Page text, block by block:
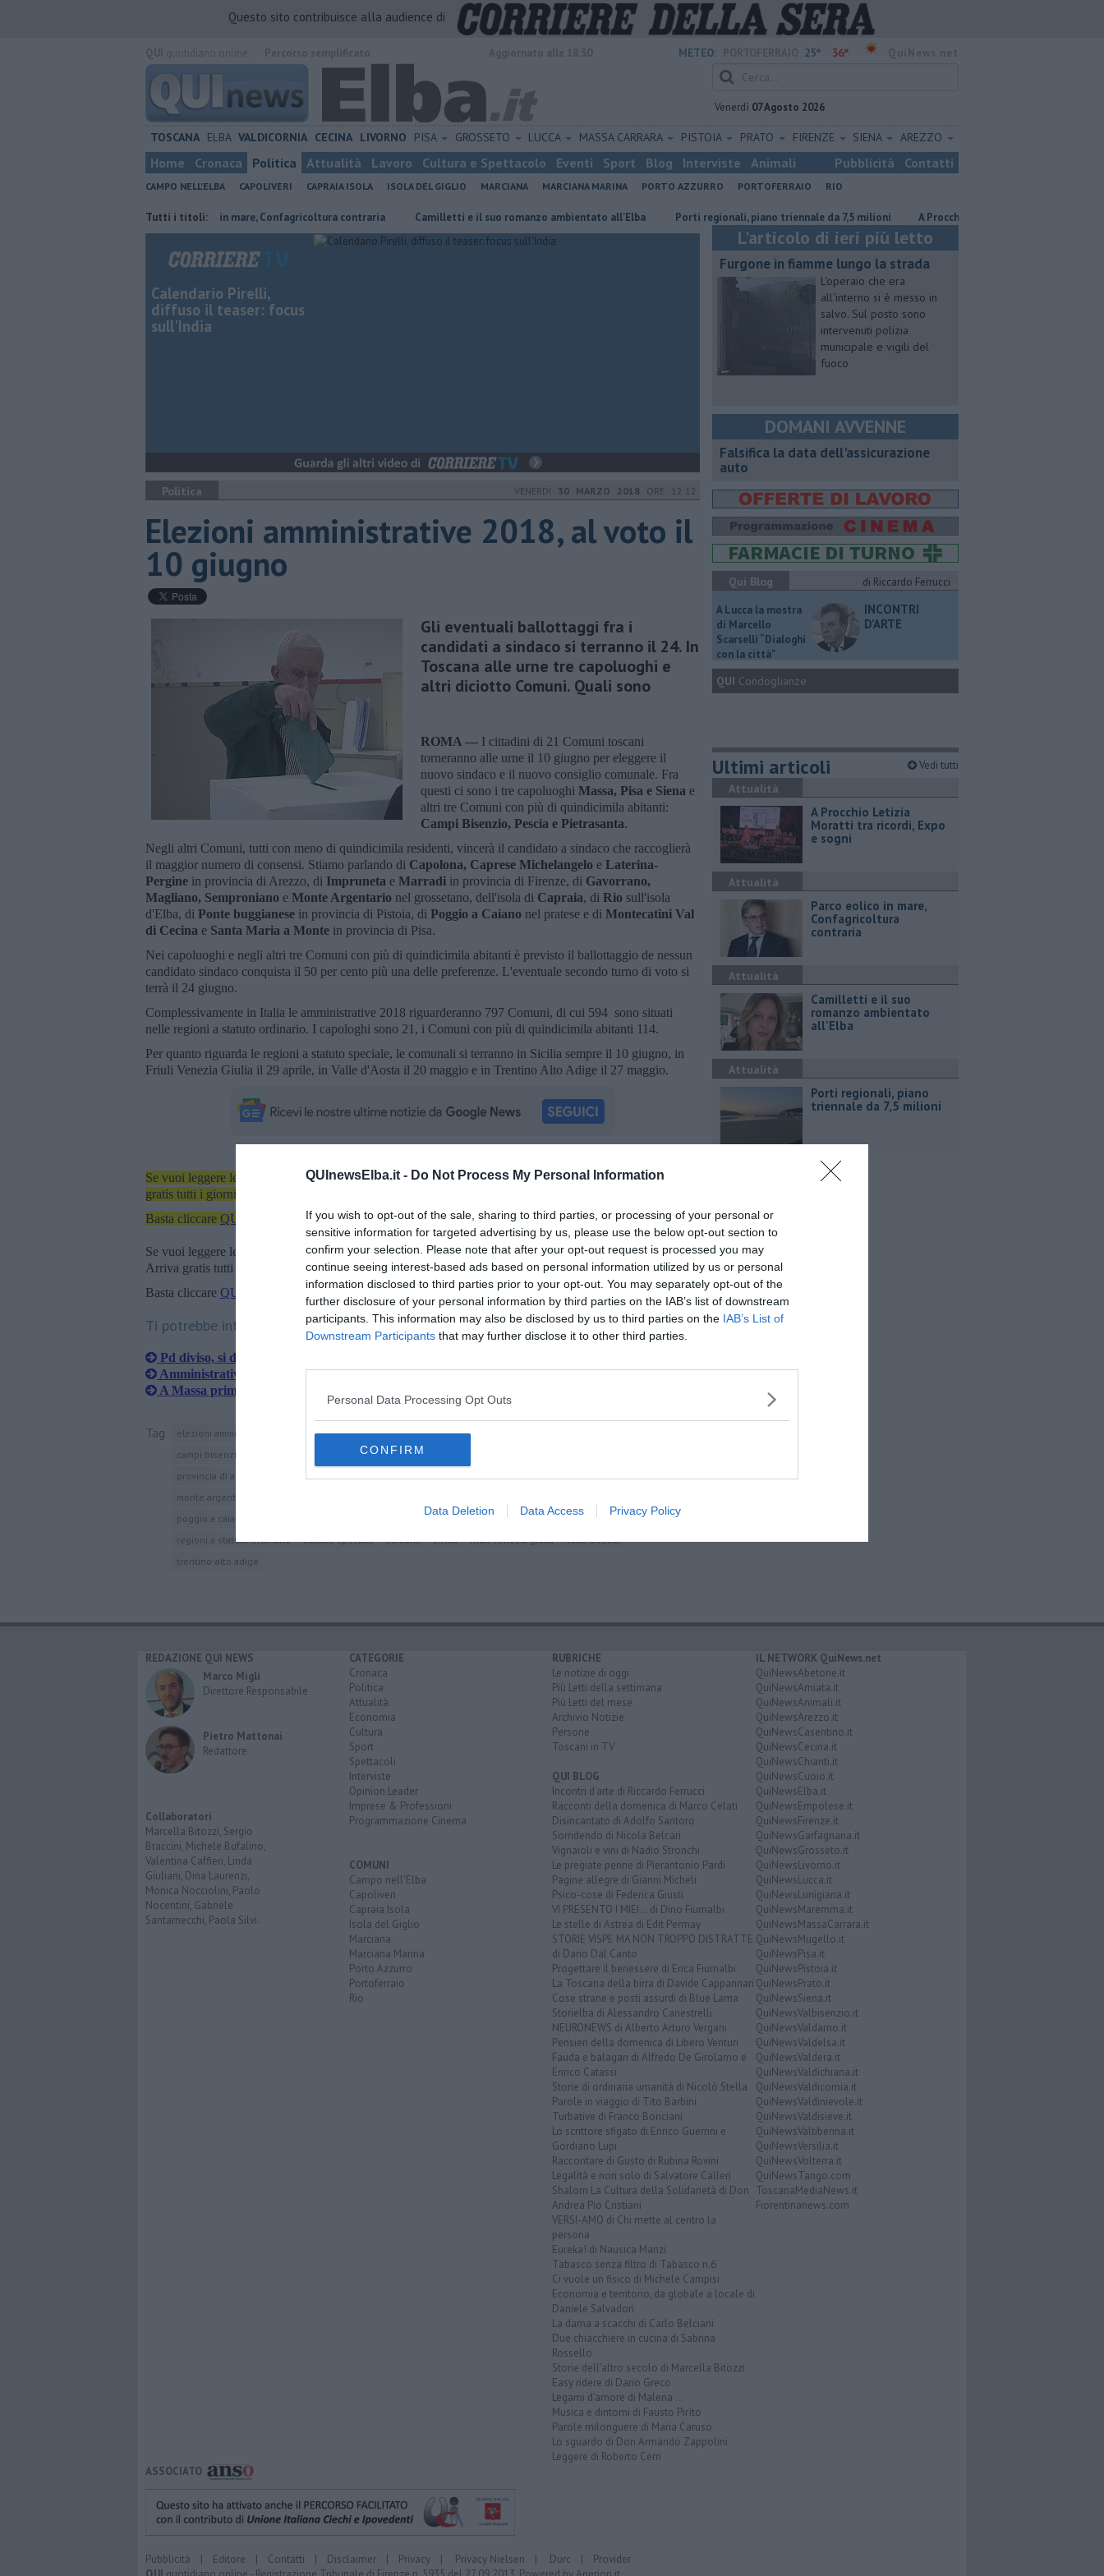
QUInewsElba.it - Do Not Process My Personal Information
If you wish to opt-out of the sale, sharing to third parties, or processing of your personal or
sensitive information for targeted advertising by us, please use the below opt-out section to
confirm your selection. Please note that after your opt-out request is processed you may
continue seeing interest-based ads based on personal information utilized by us or personal
information disclosed to third parties prior to your opt-out. You may separately opt-out of the
further disclosure of your personal information by third parties on the IAB’s list of downstream
participants. This information may also be disclosed by us to third parties on the IAB’s List of
Downstream Participants that may further disclose it to other third parties.
Personal Data Processing Opt Outs
CONFIRM
Data Deletion Data Access Privacy Policy
Questo sito contribuisce alla audience di
METEO: 25° 36°
Venerdì 07 Agosto 2026
TOSCANA ELBA VALDICORNIA CECINA LIVORNO PISA GROSSETO LUCCA MASSA CARRARA PISTOIA PRATO FIRENZE SIENA AREZZO
Home Cronaca Politica Attualità Lavoro Cultura e Spettacolo Eventi Sport Blog Interviste Animali Pubblicità Contatti
CAMPO NELL'ELBA CAPOLIVERI CAPRAIA ISOLA ISOLA DEL GIGLIO MARCIANA MARCIANA MARINA PORTO AZZURRO PORTOFERRAIO RIO
Tutti i titoli:
Parco eolico in mare, Confagricoltura contraria Camilletti e il suo romanzo ambientato all'Elba Porti regionali, piano triennale da 7,5 milioni A Procchio Letizia Moratti tra ricordi, Expo e
Calendario Pirelli,
diffuso il teaser: focus
sull'India
Politica VENERDÌ 30 MARZO 2018 ORE 12:12
Elezioni amministrative 2018, al voto il
10 giugno
Gli eventuali ballottaggi fra i
candidati a sindaco si terranno il 24. In
Toscana alle urne tre capoluoghi e
altri diciotto Comuni. Quali sono
ROMA — I cittadini di 21 Comuni toscani
torneranno alle urne il 10 giugno per eleggere il
nuovo sindaco e il nuovo consiglio comunale. Fra
questi ci sono i tre capoluoghi Massa, Pisa e Siena e
altri tre Comuni con più di quindicimila abitanti:
Campi Bisenzio, Pescia e Pietrasanta.
Negli altri Comuni, tutti con meno di quindicimila residenti, vincerà il candidato a sindaco che raccoglierà
il maggior numero di consensi. Stiamo parlando di Capolona, Caprese Michelangelo e Laterina-
Pergine in provincia di Arezzo, di Impruneta e Marradi in provincia di Firenze, di Gavorrano,
Magliano, Semproniano e Monte Argentario nel grossetano, dell'isola di Capraia, di Rio sull'isola
d'Elba, di Ponte buggianese in provincia di Pistoia, di Poggio a Caiano nel pratese e di Montecatini Val
di Cecina e Santa Maria a Monte in provincia di Pisa.
Nei capoluoghi e negli altri tre Comuni con più di quindicimila abitanti è previsto il ballottaggio de nessun
candidato sindaco conquista il 50 per cento più una delle preferenze. L'eventuale secondo turno di voto si
terrà il 24 giugno.
Complessivamente in Italia le amministrative 2018 riguarderanno 797 Comuni, di cui 594 sono situati
nelle regioni a statuto ordinario. I capologhi sono 21, i Comuni con più di quindicimila abitanti 114.
Per quanto riguarda le regioni a statuto speciale, le comunali si terranno in Sicilia sempre il 10 giugno, in
Friuli Venezia Giulia il 29 aprile, in Valle d'Aosta il 20 maggio e in Trentino Alto Adige il 27 maggio.
Se vuoi leggere le notizie principali dell'isola d'Elba iscriviti allaNewsletter QUInews ELBA.Arriva
gratis tutti i giorni alle 7:00 del mattino direttamente nella tua casella di posta.
Basta cliccare QUI
Se vuoi leggere le notizie principali della Toscana iscriviti allaNewsletter QUInews - ToscanaMedia.
Arriva gratis tutti i giorni alle 20:00 direttamente nella tua casella di posta.
Basta cliccare QUI
Ti potrebbe interessare anche:
Pd diviso, si dimette il segretario comunale
Amministrative, il Pd sceglie il sindaco Valentini
A Massa primarie di coalizione per i dem
Tag elezioni amministrative ballottaggio sindaco toscana
campi bisenzio
capolona caprese michelangelo
provincia di arezzo
monte argentario
poggio a caiano
santa maria a monte provincia di pisa
italia
regioni a statuto ordinario
statuto speciale comune sicilia friuli-venezia giulia
valle d'aosta
trentino-alto adige
L'articolo di ieri più letto
Furgone in fiamme lungo la strada
L'operaio che era
all'interno si è messo in
salvo. Sul posto sono
intervenuti polizia
municipale e vigili del
fuoco
DOMANI AVVENNE
Falsifica la data dell'assicurazione
auto
Qui Blog
di Riccardo Ferrucci
A Lucca la mostra
di Marcello
Scarselli “Dialoghi
con la città"
INCONTRI
D'ARTE
QUI Condoglianze
Ultimi articoli Vedi tutti
Attualità
A Procchio Letizia
Moratti tra ricordi, Expo
e sogni
Attualità
Parco eolico in mare,
Confagricoltura
contraria
Attualità
Camilletti e il suo
romanzo ambientato
all'Elba
Attualità
Porti regionali, piano
triennale da 7,5 milioni
REDAZIONE QUI NEWS
Marco Migli
Direttore Responsabile
Pietro Mattonai
Redattore
Collaboratori
Marcella Bitozzi, Sergio
Braccini, Michele Bufalino,
Valentina Caffieri, Linda
Giuliani, Dina Laurenzi,
Monica Nocciolini, Paolo
Nocentini, Gabriele
Santarnecchi, Paola Silvi.
CATEGORIE
Cronaca
Politica
Attualità
Economia
Cultura
Sport
Spettacoli
Interviste
Opinion Leader
Imprese & Professioni
Programmazione Cinema
COMUNI
Campo nell'Elba
Capoliveri
Capraia Isola
Isola del Giglio
Marciana
Marciana Marina
Porto Azzurro
Portoferraio
Rio
RUBRICHE
Le notizie di oggi
Più Letti della settimana
Più Letti del mese
Archivio Notizie
Persone
Toscani in TV
QUI BLOG
Incontri d'arte di Riccardo Ferrucci
Racconti della domenica di Marco Celati
Disincantato di Adolfo Santoro
Sorridendo di Nicola Belcari
Vignaioli e vini di Nadio Stronchi
Le pregiate penne di Pierantonio Pardi
Pagine allegre di Gianni Micheli
Psico-cose di Federica Giusti
VI PRESENTO I MIEI... di Dino Fiumalbi
Le stelle di Astrea di Edit Permay
STORIE VISPE MA NON TROPPO DISTRATTE
di Dario Dal Canto
Progettare il benessere di Erica Fiumalbi
La Toscana della birra di Davide Cappannari
Cose strane e posti assurdi di Blue Lama
Storielba di Alessandro Canestrelli
NEURONEWS di Alberto Arturo Vergani
Pensieri della domenica di Libero Venturi
Fauda e balagan di Alfredo De Girolamo e
Enrico Catassi
Storie di ordinaria umanità di Nicolò Stella
Parole in viaggio di Tito Barbini
Turbative di Franco Bonciani
Lo scrittore sfigato di Enrico Guerrini e
Gordiano Lupi
Raccontare di Gusto di Rubina Rovini
Legalità e non solo di Salvatore Calleri
Shalom La Cultura della Solidarietà di Don
Andrea Pio Cristiani
VERSI-AMO di Chi mette al centro la
persona
Eureka! di Nausica Manzi
Tabasco senza filtro di Tabasco n.6
Ci vuole un fisico di Michele Campisi
Economia e territorio, da globale a locale di
Daniele Salvadori
La dama a scacchi di Carlo Belciani
Due chiacchiere in cucina di Sabrina
Rossello
Storie dell'altro secolo di Marcella Bitozzi
Easy ridere di Dario Greco
Legami d'amore di Malena ...
Musica e dintorni di Fausto Pirìto
Parole milonguere di Maria Caruso
Lo sguardo di Don Armando Zappolini
Leggere di Roberto Cerri
IL NETWORK QuiNews.net
QuiNewsAbetone.it
QuiNewsAmiata.it
QuiNewsAnimali.it
QuiNewsArezzo.it
QuiNewsCasentino.it
QuiNewsCecina.it
QuiNewsChianti.it
QuiNewsCuoio.it
QuiNewsElba.it
QuiNewsEmpolese.it
QuiNewsFirenze.it
QuiNewsGarfagnana.it
QuiNewsGrosseto.it
QuiNewsLivorno.it
QuiNewsLucca.it
QuiNewsLunigiana.it
QuiNewsMaremma.it
QuiNewsMassaCarrara.it
QuiNewsMugello.it
QuiNewsPisa.it
QuiNewsPistoia.it
QuiNewsPrato.it
QuiNewsSiena.it
QuiNewsValbisenzio.it
QuiNewsValdarno.it
QuiNewsValdelsa.it
QuiNewsValdera.it
QuiNewsValdichiana.it
QuiNewsValdicornia.it
QuiNewsValdinievole.it
QuiNewsValdisieve.it
QuiNewsValtiberina.it
QuiNewsVersilia.it
QuiNewsVolterra.it
QuiNewsTango.com
ToscanaMediaNews.it
Fiorentinanews.com
ASSOCIATO
Pubblicità | Editore | Contatti | Disclaimer | Privacy | Privacy Nielsen | Durc | Provider